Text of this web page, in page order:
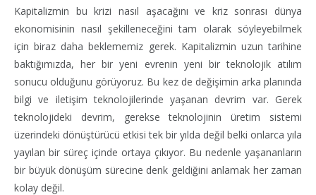
Kapitalizmin bu krizi nasıl aşacağını ve kriz sonrası dünya
ekonomisinin nasıl şekilleneceğini tam olarak söyleyebilmek
için biraz daha beklememiz gerek. Kapitalizmin uzun tarihine
baktığımızda, her bir yeni evrenin yeni bir teknolojik atılım
sonucu olduğunu görüyoruz. Bu kez de değişimin arka planında
bilgi ve iletişim teknolojilerinde yaşanan devrim var. Gerek
teknolojideki devrim, gerekse teknolojinin üretim sistemi
üzerindeki dönüştürücü etkisi tek bir yılda değil belki onlarca yıla
yayılan bir süreç içinde ortaya çıkıyor. Bu nedenle yaşananların
bir büyük dönüşüm sürecine denk geldiğini anlamak her zaman
kolay değil.